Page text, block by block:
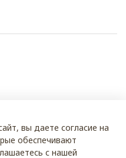
вы даете согласие на
обеспечивают
с нашей